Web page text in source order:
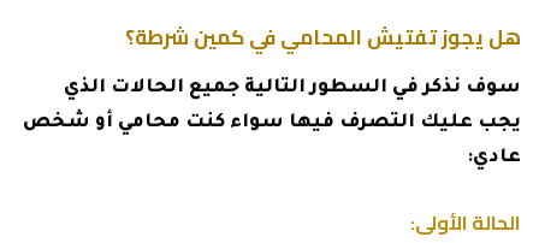
هل يجوز تفتيش المحامي في كمين شرطة؟
سوف نذكر في السطور التالية جميع الحالات الذي
يجب عليك التصرف فيها سواء كنت محامي أو شخص
عادي:
الحالة الأولى: